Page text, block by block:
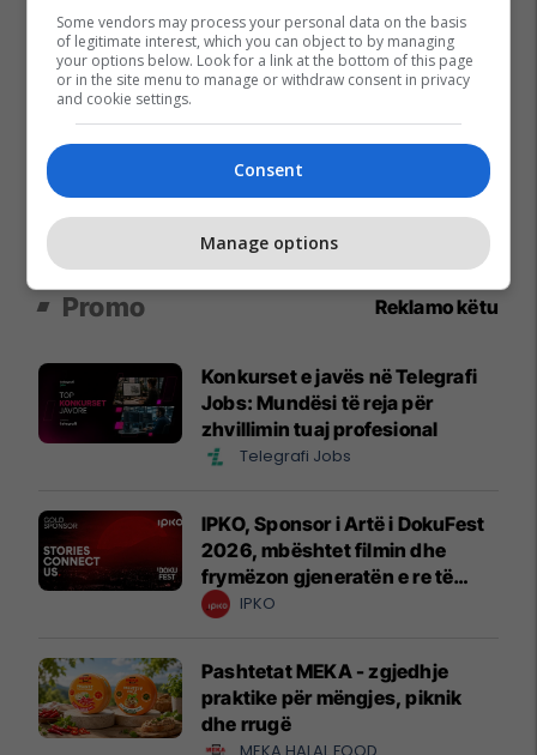
Promo Reklamo këtu
Konkurset e javës në Telegrafi
Jobs: Mundësi të reja për
zhvillimin tuaj profesional
Telegrafi Jobs
IPKO, Sponsor i Artë i DokuFest
2026, mbështet filmin dhe
frymëzon gjeneratën e re të
krijuesve
IPKO
Pashtetat MEKA - zgjedhje
praktike për mëngjes, piknik
dhe rrugë
MEKA HALAL FOOD
Some vendors may process your personal data on the basis
of legitimate interest, which you can object to by managing
your options below. Look for a link at the bottom of this page
or in the site menu to manage or withdraw consent in privacy
and cookie settings.
Consent
Manage options